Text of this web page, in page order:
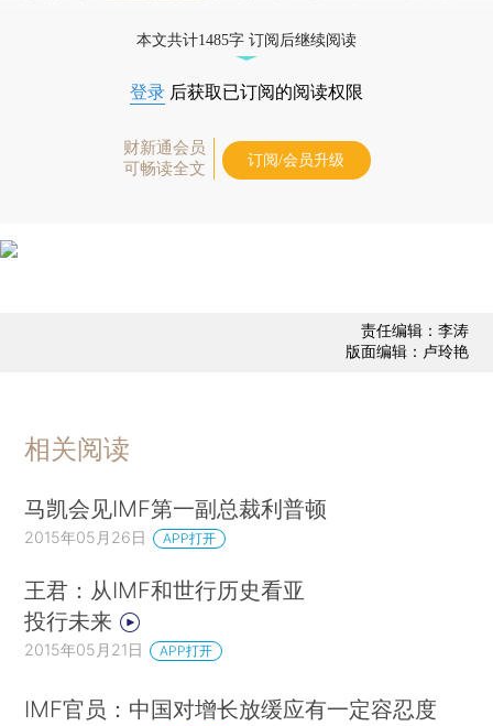
本文共计1485字 订阅后继续阅读
登录 后获取已订阅的阅读权限
财新通会员
可畅读全文
订阅/会员升级
责任编辑：李涛
版面编辑：卢玲艳
相关阅读
马凯会见IMF第一副总裁利普顿
2015年05月26日 APP打开
王君：从IMF和世行历史看亚
投行未来
2015年05月21日 APP打开
IMF官员：中国对增长放缓应有一定容忍度